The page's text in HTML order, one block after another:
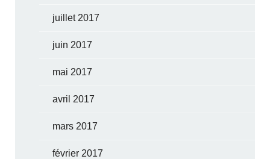
juillet 2017
juin 2017
mai 2017
avril 2017
mars 2017
février 2017